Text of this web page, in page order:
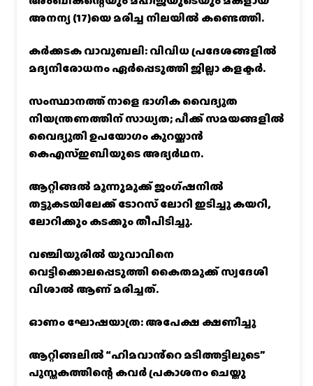
അനന്യ (17)യെ മരിച്ച നിലയിൽ കണ്ടെത്തി.
കര്‍ക്കടക വാവുബലി: വിവിധ പ്രദേശങ്ങളില്‍
മദ്യനിരോധനം ഏര്‍പ്പെടുത്തി ജില്ലാ കളക്ടര്‍.
സംസ്ഥാനത്ത് നാളെ ഭാഗിക വൈദ്യുത
നിയന്ത്രണത്തിന് സാധ്യത; പീക്ക് സമയങ്ങളില്‍
വൈദ്യുതി ഉപയോഗം കുറയ്ക്കാൻ
കെഎസ്‌ഇബിയുടെ അഭ്യര്‍ഥന.
ആറ്റിങ്ങൽ മൂന്നുമുക്ക് ജംഗ്ഷനിൽ
തട്ടുകടയിലേക്ക് ടോറസ് ലോറി ഇടിച്ചു കയറി,
ലോറിക്കും കടക്കും തീപിടിച്ചു.
വഞ്ചിയൂരില്‍ യുവാവിനെ
വെട്ടിക്കൊലപ്പെടുത്തി കൈതമുക്ക് സ്വദേശി
വിശാല്‍ ആണ് മരിച്ചത്.
ഓണം ഘോഷയാത്ര: അപേക്ഷ ക്ഷണിച്ചു
ആറ്റിങ്ങലിൽ “ഹിമവാൻ്റെ മടിത്തട്ടിലൂടെ”
പുസ്തകത്തിന്റെ കവർ പ്രകാശനം ചെയ്തു